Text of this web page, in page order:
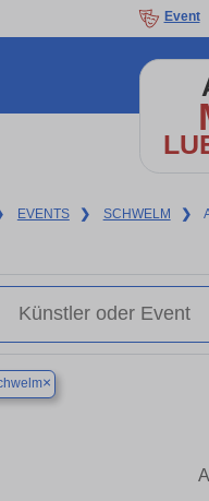
Event
EVENTS ❯ SCHWELM ❯
×